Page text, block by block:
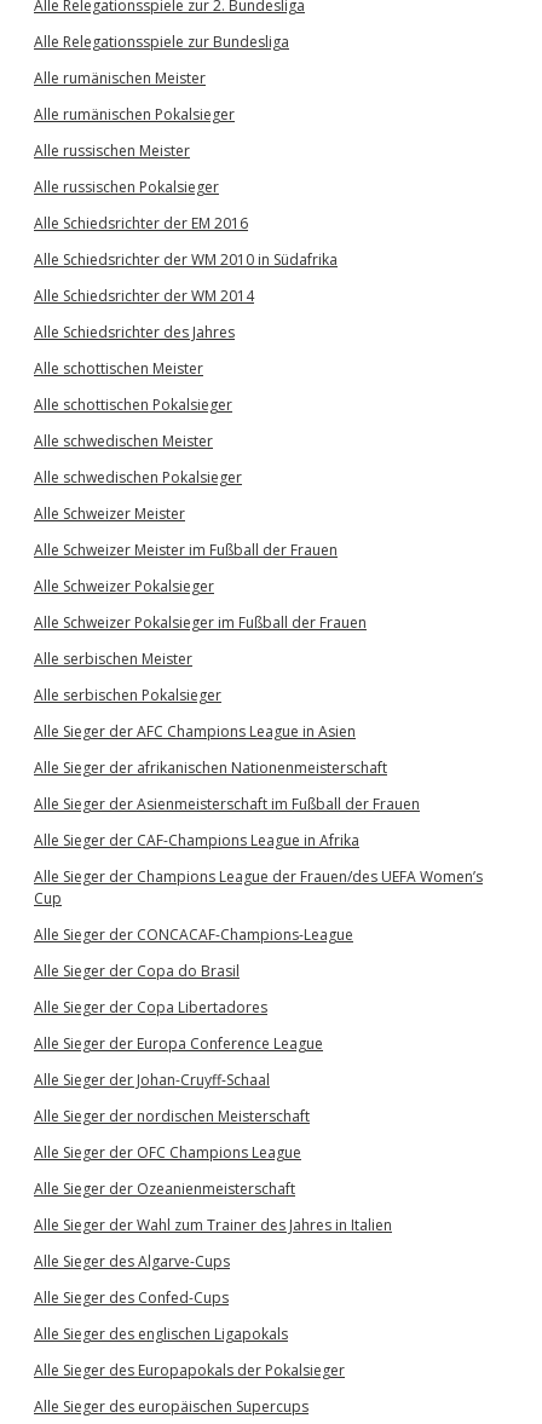
Alle Relegationsspiele zur 2. Bundesliga
Alle Relegationsspiele zur Bundesliga
Alle rumänischen Meister
Alle rumänischen Pokalsieger
Alle russischen Meister
Alle russischen Pokalsieger
Alle Schiedsrichter der EM 2016
Alle Schiedsrichter der WM 2010 in Südafrika
Alle Schiedsrichter der WM 2014
Alle Schiedsrichter des Jahres
Alle schottischen Meister
Alle schottischen Pokalsieger
Alle schwedischen Meister
Alle schwedischen Pokalsieger
Alle Schweizer Meister
Alle Schweizer Meister im Fußball der Frauen
Alle Schweizer Pokalsieger
Alle Schweizer Pokalsieger im Fußball der Frauen
Alle serbischen Meister
Alle serbischen Pokalsieger
Alle Sieger der AFC Champions League in Asien
Alle Sieger der afrikanischen Nationenmeisterschaft
Alle Sieger der Asienmeisterschaft im Fußball der Frauen
Alle Sieger der CAF-Champions League in Afrika
Alle Sieger der Champions League der Frauen/des UEFA Women’s
Cup
Alle Sieger der CONCACAF-Champions-League
Alle Sieger der Copa do Brasil
Alle Sieger der Copa Libertadores
Alle Sieger der Europa Conference League
Alle Sieger der Johan-Cruyff-Schaal
Alle Sieger der nordischen Meisterschaft
Alle Sieger der OFC Champions League
Alle Sieger der Ozeanienmeisterschaft
Alle Sieger der Wahl zum Trainer des Jahres in Italien
Alle Sieger des Algarve-Cups
Alle Sieger des Confed-Cups
Alle Sieger des englischen Ligapokals
Alle Sieger des Europapokals der Pokalsieger
Alle Sieger des europäischen Supercups